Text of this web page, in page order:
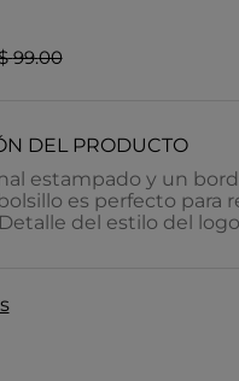
99.00
DEL PRODUCTO
estampado y un
es perfecto para
del estilo del